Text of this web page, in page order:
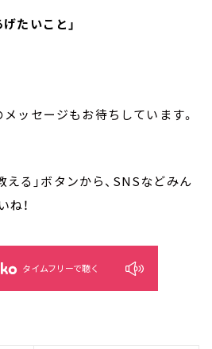
たいこと」
ッセージもお待ちしています。
る」ボタンから、SNSなどみん
！
タイムフリーで聴く